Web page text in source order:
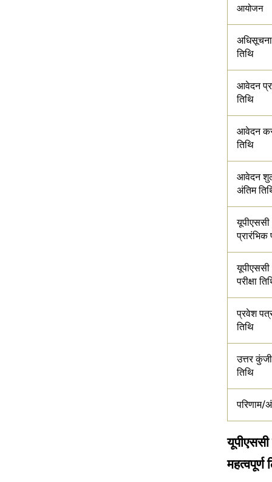
आयोजन
अधिसूचना
तिथि
आवेदन
तिथि
आवेदन
तिथि
आवेदन
अंतिम
प्रारंभिक
परीक्षा
प्रवेश
तिथि
उत्तर
तिथि
परिणाम/
महत्वपूर्ण